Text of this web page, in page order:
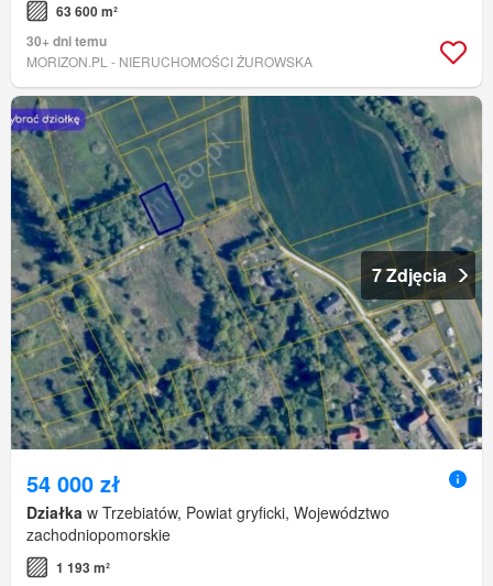
63 600 m²
30+ dni temu
MORIZON.PL - NIERUCHOMOŚCI ŻUROWSKA
7 Zdjęcia
54 000 zł
Działka w Trzebiatów, Powiat gryficki, Województwo
zachodniopomorskie
1 193 m²